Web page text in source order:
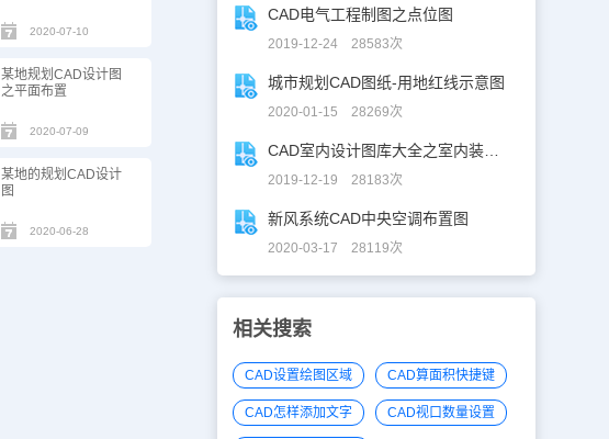
2020-07-10
某地规划CAD设计图
之平面布置
2020-07-09
某地的规划CAD设计
图
2020-06-28
CAD电气工程制图之点位图
2019-12-24 28583次
城市规划CAD图纸-用地红线示意图
2020-01-15 28269次
2019-12-19 28183次
新风系统CAD中央空调布置图
2020-03-17 28119次
相关搜索
CAD设置绘图区域 CAD算面积快捷键
CAD怎样添加文字 CAD视口数量设置